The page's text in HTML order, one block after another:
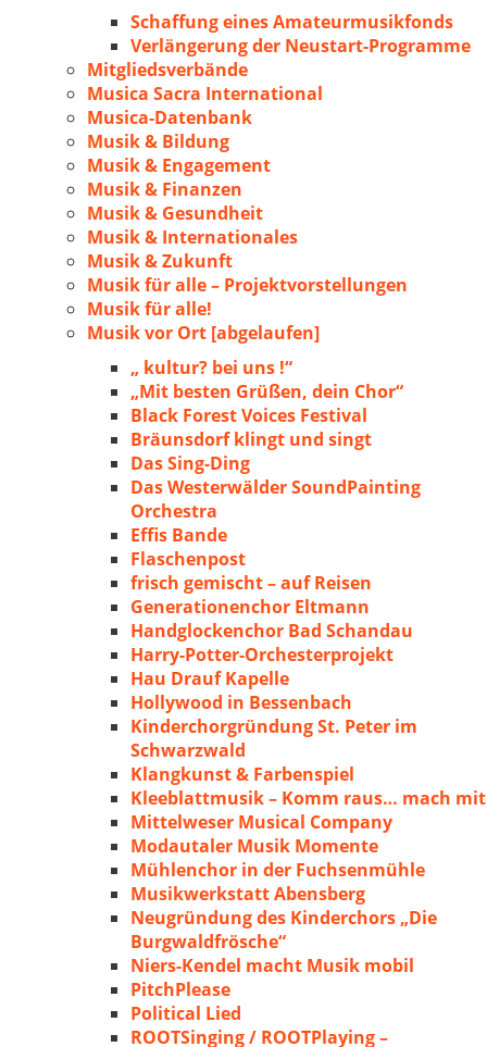
Schaffung eines Amateurmusikfonds
Verlängerung der Neustart-Programme
Mitgliedsverbände
Musica Sacra International
Musica-Datenbank
Musik & Bildung
Musik & Engagement
Musik & Finanzen
Musik & Gesundheit
Musik & Internationales
Musik & Zukunft
Musik für alle – Projektvorstellungen
Musik für alle!
Musik vor Ort [abgelaufen]
„ kultur? bei uns !“
„Mit besten Grüßen, dein Chor“
Black Forest Voices Festival
Bräunsdorf klingt und singt
Das Sing-Ding
Das Westerwälder SoundPainting
Orchestra
Effis Bande
Flaschenpost
frisch gemischt – auf Reisen
Generationenchor Eltmann
Handglockenchor Bad Schandau
Harry-Potter-Orchesterprojekt
Hau Drauf Kapelle
Hollywood in Bessenbach
Kinderchorgründung St. Peter im
Schwarzwald
Klangkunst & Farbenspiel
Kleeblattmusik – Komm raus… mach mit
Mittelweser Musical Company
Modautaler Musik Momente
Mühlenchor in der Fuchsenmühle
Musikwerkstatt Abensberg
Neugründung des Kinderchors „Die
Burgwaldfrösche“
Niers-Kendel macht Musik mobil
PitchPlease
Political Lied
ROOTSinging / ROOTPlaying –